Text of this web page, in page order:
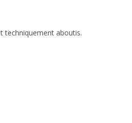
techniquement aboutis.